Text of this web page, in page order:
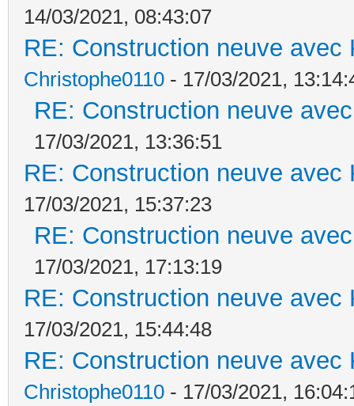
14/03/2021, 08:43:07
RE: Construction neuve avec
Christophe0110 - 17/03/2021,
RE: Construction neuve
17/03/2021, 13:36:51
RE: Construction neuve avec
17/03/2021, 15:37:23
RE: Construction neuve
17/03/2021, 17:13:19
RE: Construction neuve avec
17/03/2021, 15:44:48
RE: Construction neuve avec
Christophe0110 - 17/03/2021,